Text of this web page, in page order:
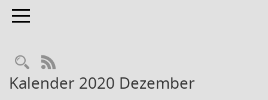
Toggle navigation
Rechercheauswahl
RSS-Feed
Kalender 2020 Dezember